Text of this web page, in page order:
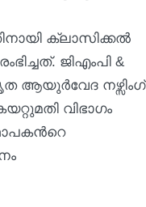
ക്ലാസിക്കൽ
ജി‌എം‌പി &
ആയുർവേദ നഴ്സിംഗ്
വിഭാഗം